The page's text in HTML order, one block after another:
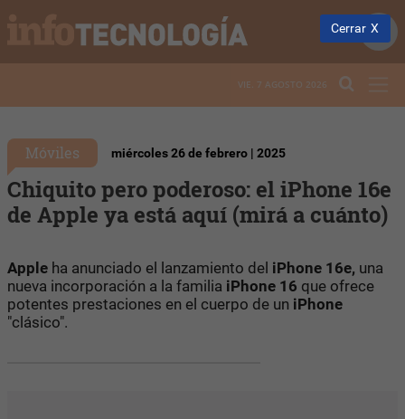
VIE. 7 AGOSTO 2026
Móviles miércoles 26 de febrero | 2025
Chiquito pero poderoso: el iPhone 16e
de Apple ya está aquí (mirá a cuánto)
Apple ha anunciado el lanzamiento del iPhone 16e, una
nueva incorporación a la familia iPhone 16 que ofrece
potentes prestaciones en el cuerpo de un iPhone
"clásico".
Cerrar